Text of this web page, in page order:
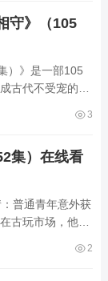
守》（105
）》是一部105
古代不受宠的王
医术与空间能
3
集）在线看
普通青年意外获
古玩市场，他能
赝品陷阱，让行
2